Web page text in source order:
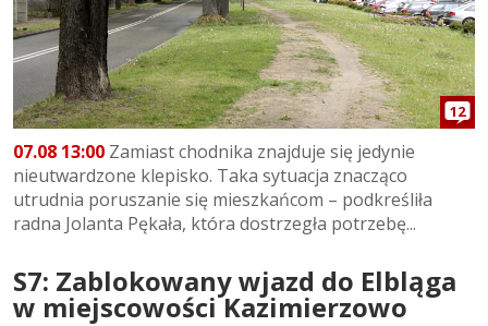
12
07.08 13:00 Zamiast chodnika znajduje się jedynie
nieutwardzone klepisko. Taka sytuacja znacząco
utrudnia poruszanie się mieszkańcom – podkreśliła
radna Jolanta Pękała, która dostrzegła potrzebę...
S7: Zablokowany wjazd do Elbląga
w miejscowości Kazimierzowo